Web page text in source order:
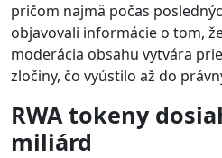
pričom najmä počas
objavovali informácie o tom,
moderácia obsahu vytvára
zločiny, čo vyústilo až do
RWA tokeny
miliárd